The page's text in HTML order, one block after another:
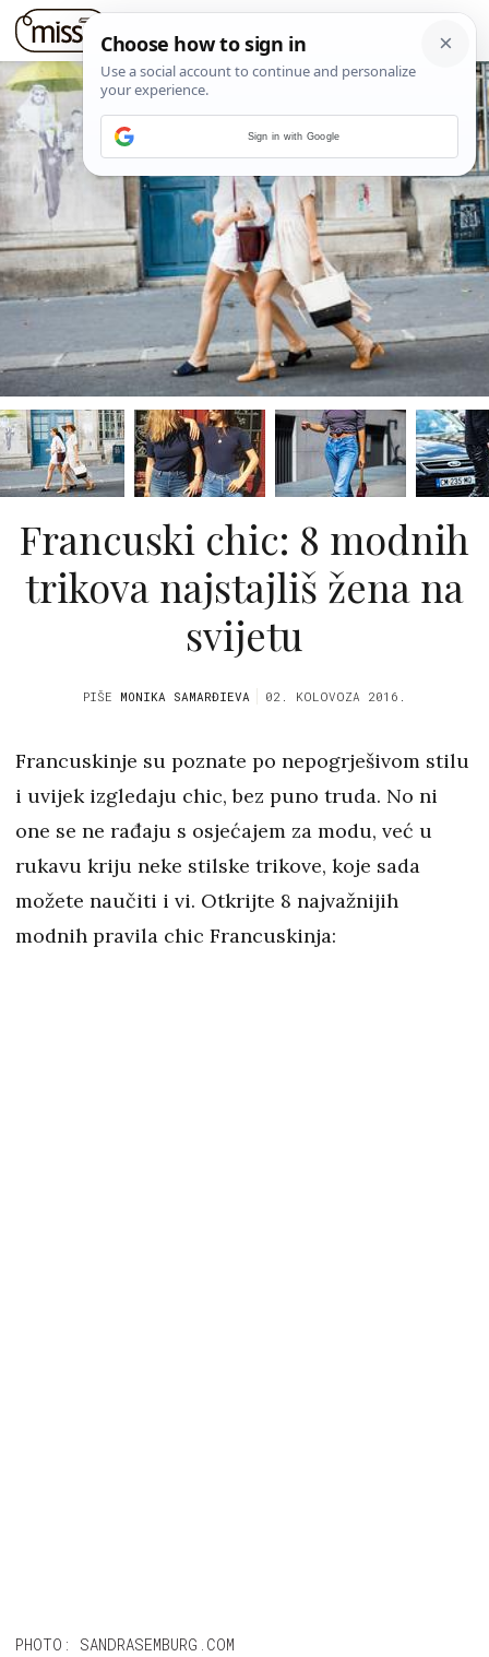
Francuski chic: 8 modnih
trikova najstajliš žena na
svijetu
PIŠE MONIKA SAMARĐIEVA 02. KOLOVOZA 2016.
Francuskinje su poznate po nepogrješivom stilu
i uvijek izgledaju chic, bez puno truda. No ni
one se ne rađaju s osjećajem za modu, već u
rukavu kriju neke stilske trikove, koje sada
možete naučiti i vi. Otkrijte 8 najvažnijih
modnih pravila chic Francuskinja:
PHOTO: SANDRASEMBURG.COM
Sign in with Google